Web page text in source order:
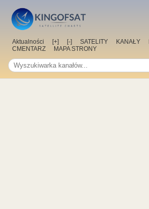
Aktualności [+] [-] SATELITY KANAŁY
CMENTARZ
MAPA STRONY